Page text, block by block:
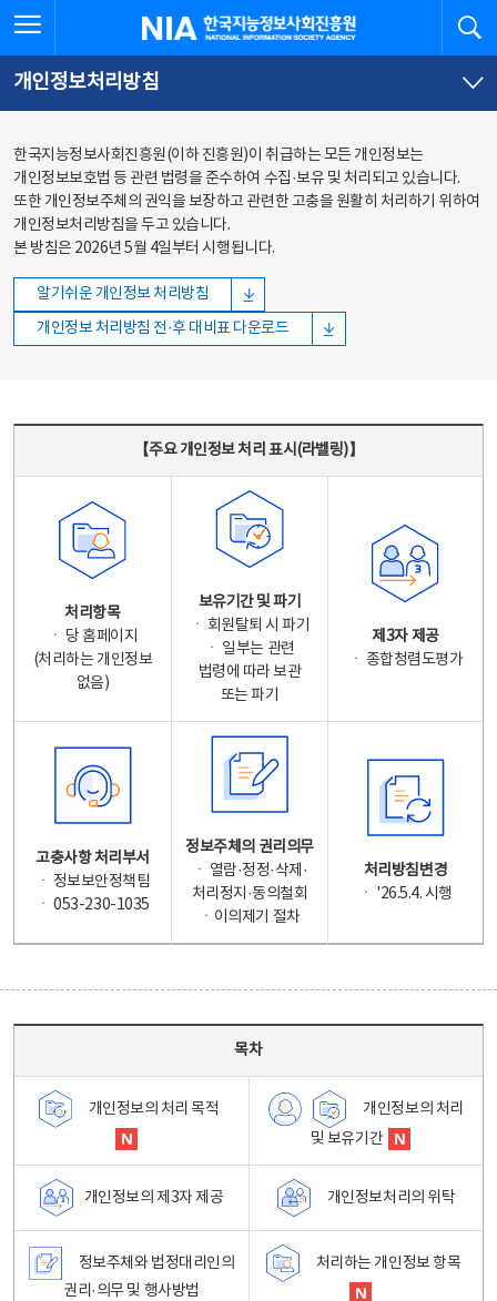
바로가기
바로가기
한국지능정보사회진흥원
개인정보처리방침
한국지능정보사회진흥원(이하 진흥원)이 취급하는 모든 개인정보는
개인정보보호법 등 관련 법령을 준수하여 수집·보유 및 처리되고 있습니다.
또한 개인정보주체의 권익을 보장하고 관련한 고충을 원활히 처리하기 위하여
개인정보처리방침을 두고 있습니다.
본 방침은 2026년 5월 4일부터 시행됩니다.
알기쉬운 개인정보 처리방침
개인정보 처리방침 전·후 대비표 다운로드
【주요 개인정보 처리 표시(라벨링)】
처리항목
ㆍ 당 홈페이지
(처리하는 개인정보
없음)
보유기간 및 파기
ㆍ 회원탈퇴 시 파기
ㆍ 일부는 관련
법령에 따라 보관
또는 파기
제3자 제공
ㆍ 종합청렴도평가
고충사항 처리부서
ㆍ 정보보안정책팀
ㆍ 053-230-1035
정보주체의 권리의무
ㆍ 열람·정정·삭제·
처리정지·동의철회
ㆍ이의제기 절차
처리방침변경
ㆍ '26.5.4. 시행
목차
개인정보의 처리 목적
개인정보의 처리
및 보유기간
개인정보의 제3자 제공 개인정보처리의 위탁
정보주체와 법정대리인의
권리·의무 및 행사방법
처리하는 개인정보 항목